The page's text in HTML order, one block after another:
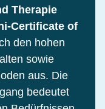
Therapie
Certificate of
den hohen
sowie
aus. Die
bedeutet